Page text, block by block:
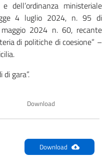
dell’ordinanza ministeriale
4 luglio 2024, n. 95 di
2024 n. 60, recante
di politiche di coesione” –
gara”.
Download
Download